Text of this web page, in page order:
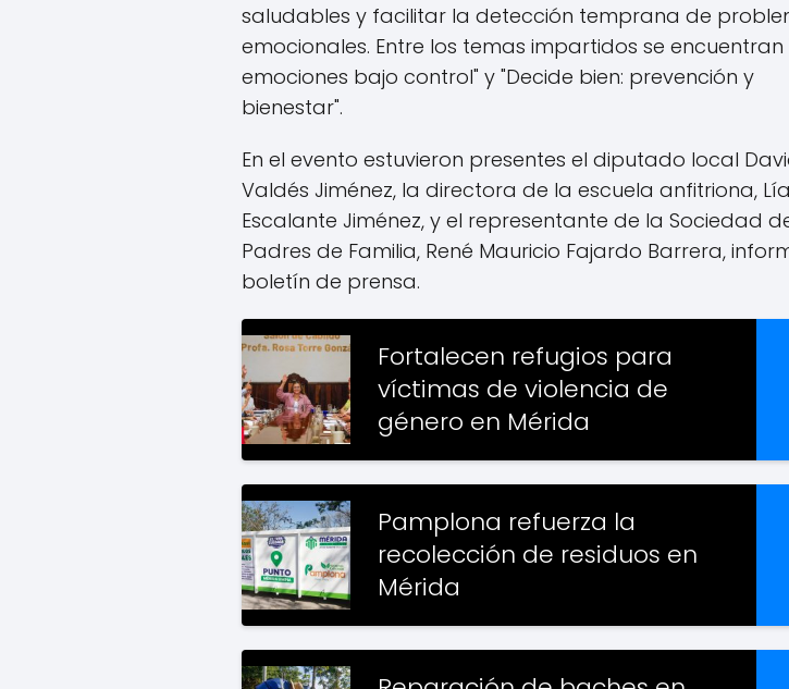
saludables y facilitar la detección temprana de
emocionales. Entre los temas impartidos se encuentran
emociones bajo control" y "Decide bien: prevención y
bienestar".
En el evento estuvieron presentes el diputado local
Valdés Jiménez, la directora de la escuela anfitriona,
Escalante Jiménez, y el representante de la Sociedad
Padres de Familia, René Mauricio Fajardo Barrera,
boletín de prensa.
Fortalecen refugios para
víctimas de violencia de
género en Mérida
Pamplona refuerza la
recolección de residuos en
Mérida